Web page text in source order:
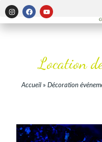
Location
Accueil» Décoration